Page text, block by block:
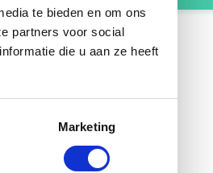
te bieden en om ons
partners voor social
die u aan ze heeft
Marketing